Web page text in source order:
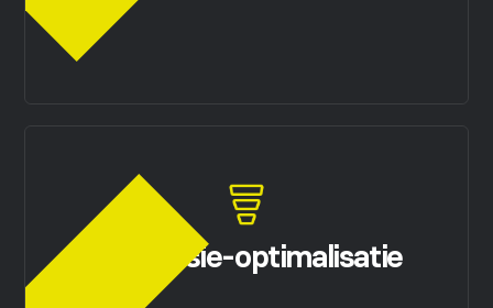
Conversie-optimalisatie